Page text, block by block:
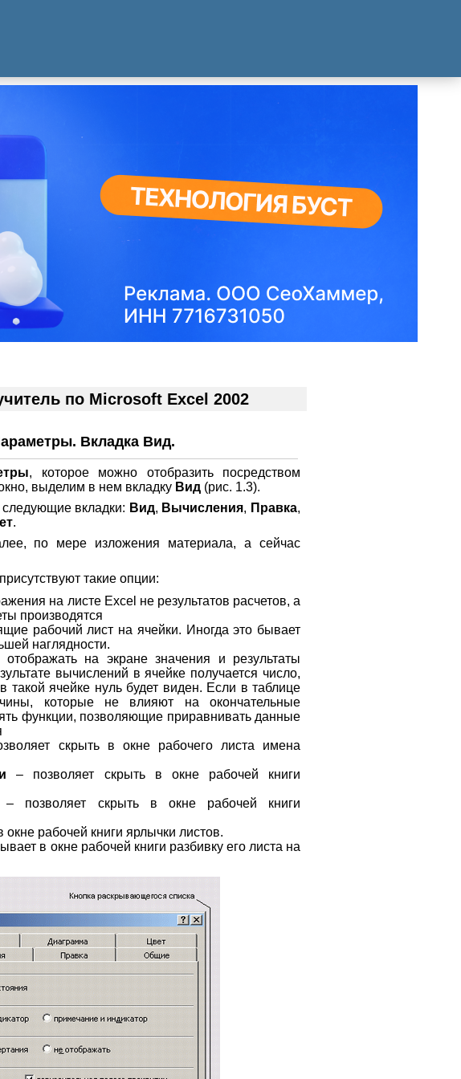
по Microsoft Excel 2002
Вкладка Вид.
, которое можно отобразить посредством
выделим в нем вкладку Вид (рис. 1.3).
вкладки: Вид, Вычисления, Правка,
.
по мере изложения материала, а сейчас
такие опции:
на листе Excel не результатов расчетов, а
производятся
рабочий лист на ячейки. Иногда это бывает
наглядности.
на экране значения и результаты
вычислений в ячейке получается число,
такой ячейке нуль будет виден. Если в таблице
которые не влияют на окончательные
функции, позволяющие приравнивать данные
скрыть в окне рабочего листа имена
– позволяет скрыть в окне рабочей книги
– позволяет скрыть в окне рабочей книги
окне рабочей книги ярлычки листов.
в окне рабочей книги разбивку его листа на